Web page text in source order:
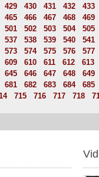
429 430 431 432
433
465 466 467 468
469
501 502 503 504
505
537 538 539 540
541
573 574 575 576
577
609 610 611 612
613
645 646 647 648
649
681 682 683 684
685
715 716 717 718